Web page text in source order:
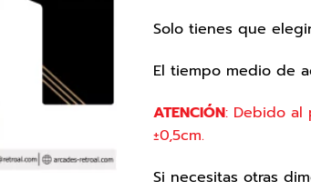
Solo tienes que
El tiempo medio de
ATENCIÓN: Debido al
±0,5cm.
Si necesitas otras